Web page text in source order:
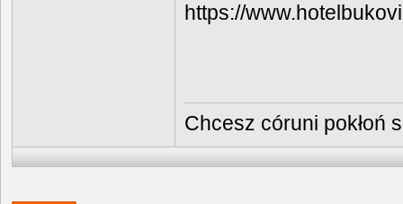
https://
Chcesz córuni pokłoń